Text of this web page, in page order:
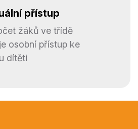
přístup
žáků ve třídě
osobní přístup ke
dítěti